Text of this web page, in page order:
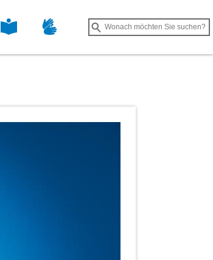
Leichte SpracheGebärdensprache
Suche
Suche